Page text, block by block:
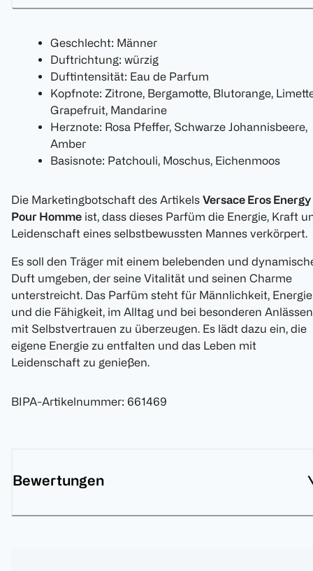
Geschlecht: Männer
Duftrichtung: würzig
Duftintensität: Eau de Parfum
Kopfnote: Zitrone, Bergamotte, Blutorange,
Grapefruit, Mandarine
Herznote: Rosa Pfeffer, Schwarze Johannisbeere,
Amber
Basisnote: Patchouli, Moschus, Eichenmoos
Die Marketingbotschaft des Artikels Versace Eros Energy
Pour Homme ist, dass dieses Parfüm die Energie, Kraft
Leidenschaft eines selbstbewussten Mannes verkörpert.
Es soll den Träger mit einem belebenden und
Duft umgeben, der seine Vitalität und seinen Charme
unterstreicht. Das Parfüm steht für Männlichkeit, Energie
und die Fähigkeit, im Alltag und bei besonderen Anlässen
mit Selbstvertrauen zu überzeugen. Es lädt dazu ein, die
eigene Energie zu entfalten und das Leben mit
Leidenschaft zu genießen.
BIPA-Artikelnummer: 661469
Bewertungen